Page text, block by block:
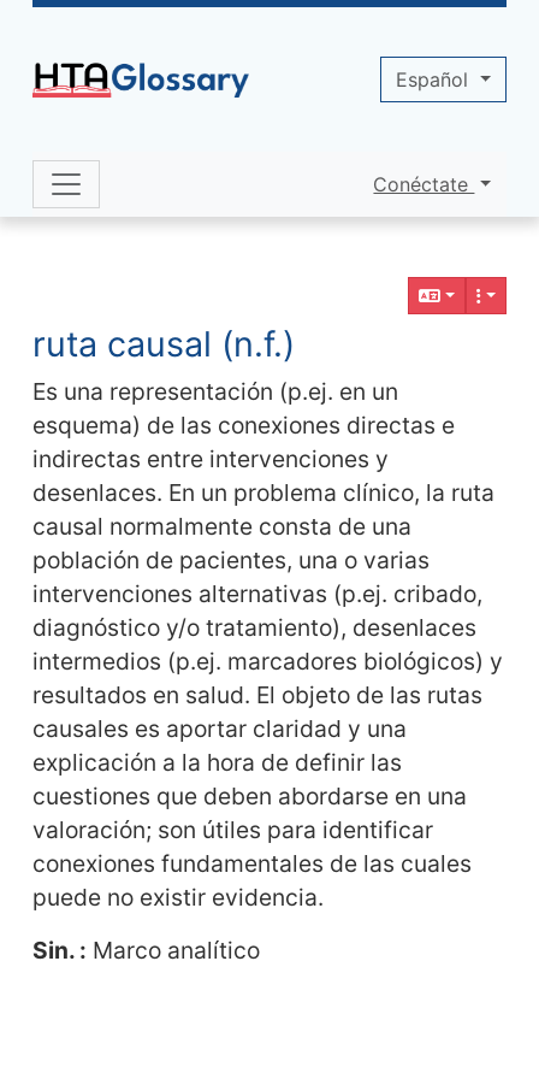
Navigation and related functionality
ruta causal (n.f.)
Es una representación (p.ej. en un
esquema) de las conexiones directas e
indirectas entre intervenciones y
desenlaces. En un problema clínico, la ruta
causal normalmente consta de una
población de pacientes, una o varias
intervenciones alternativas (p.ej. cribado,
diagnóstico y/o tratamiento), desenlaces
intermedios (p.ej. marcadores biológicos) y
resultados en salud. El objeto de las rutas
causales es aportar claridad y una
explicación a la hora de definir las
cuestiones que deben abordarse en una
valoración; son útiles para identificar
conexiones fundamentales de las cuales
puede no existir evidencia.
Sin. : Marco analítico
Site identity, navigation, etc.
Conéctate
Español